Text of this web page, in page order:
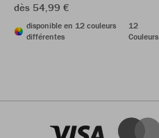
dès 54,99 €
disponible en 12 couleurs
différentes
12
Couleurs